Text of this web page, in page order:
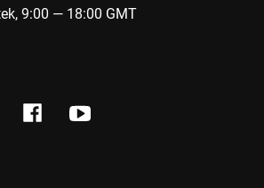
9:00 — 18:00 GMT